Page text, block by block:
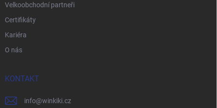
Velkoobchodní partneři
Certifikáty
Kariéra
O nás
KONTAKT
info@winkiki.cz